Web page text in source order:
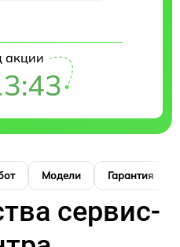
акции
Модели Гарантия
сервис-